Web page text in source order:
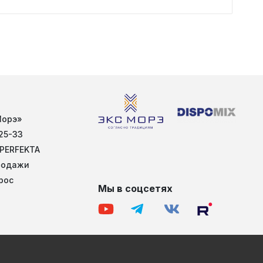
33
Мы в соцсетях